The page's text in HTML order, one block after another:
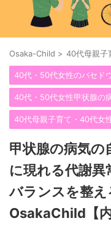
Osaka-Child > 40代母親子
40代・50代女性のバセド
40代・50代女性甲状腺の
40代母親子育て・40代女
甲状腺の病気の
に現れる代謝異
バランスを整え
OsakaChild【内